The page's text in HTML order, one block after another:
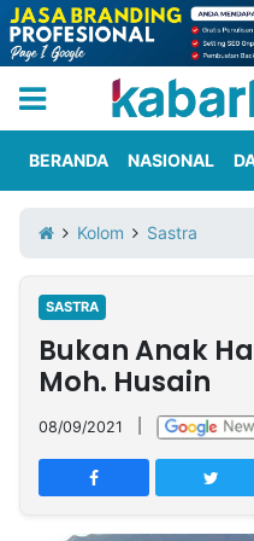
Iklan
Berita
Kami
Nasional
International
Olahraga
Entertainment
Daerah
Pariwisata
Kuliner
Kolom
Network
PT
TREETAN
BERANDA NASIONAL
Kolom Sastra
SASTRA
Bukan Anak
Moh. Husain
08/09/2021